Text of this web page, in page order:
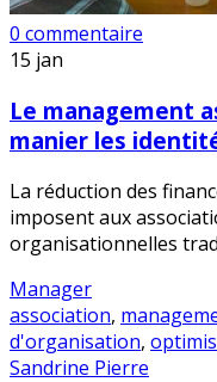
0 commentaire
15 jan
Le management
manier les
La réduction des
imposent aux
organisationnelles
Manager
association,
d'organisation,
Sandrine Pierre